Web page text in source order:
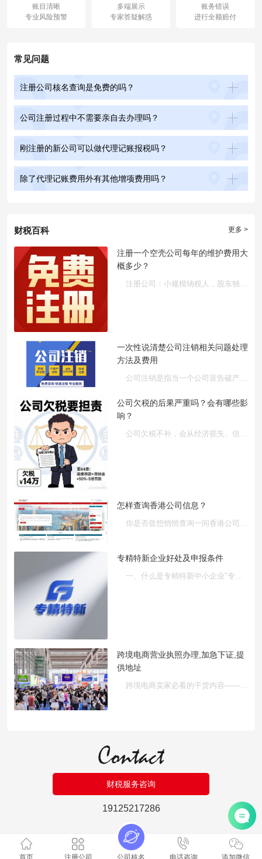
账目清晰
专业风险预警
多端展示
专家答疑解惑
账务错误
进行全额赔付
常见问题
注册公司核名查询是免费的吗？
公司注册过程中不需要亲自去办理吗？
刚注册的新公司可以做代理记账报税吗？
除了代理记账费用外有其他增项费用吗？
更多 >
财税百科
注册一个空壳公司每年的维护费用大
概多少？
注册公司：小规模纳税人，股东独资，地址使用自己或朋友地址，自···
一次性说清楚公司注销相关问题处理
方法及费用
公司注销是指当一个公司宣告破产，被其它公司收购、规定的营业期···
公司欠税的后果严重吗？会有哪些影
响？
公司欠税不补，会从经济损失、信用破产、经营受限、法律强制、刑···
怎样查询香港公司信息？
你是否曾想悄悄查询一间香港公司详细信息，却又“不知道公司全名···
专精特新企业好处及申报条件
一、什么是专精特新中小企业"专精特新"是指企业具有专···
跨境电商营业执照办理,加急下证,提
供地址
财税服务咨询
19125217286
首页 注册公司 公司核名 电话咨询 添加微信